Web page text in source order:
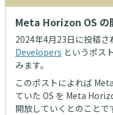
Meta Horizon OS の
2024年4月23日に投稿さ
Developers というポス
みます。
このポストによれば
ていた OS を Meta
開放していくとのことで